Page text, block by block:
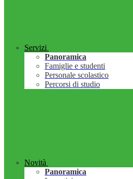
Servizi
Panoramica
Famiglie e studenti
Personale scolastico
Percorsi di studio
Novità
Panoramica